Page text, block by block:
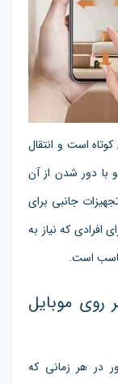
است و انتقال
با دور شدن از آن
جانبی برای
افرادی که نیاز به
است.
روی موبایل
در هر زمانی که